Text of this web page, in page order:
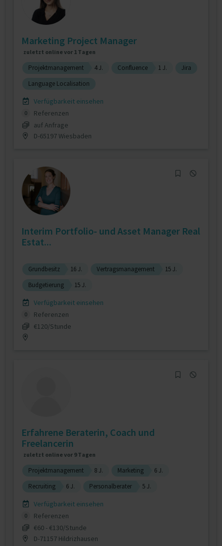
Marketing Project Manager
zuletzt online vor 1 Tagen
Projektmanagement 4 J. Confluence 1 J.
Jira
Language Localisation
Verfügbarkeit einsehen
0
Referenzen
auf Anfrage
D-65197 Wiesbaden
Interim Portfolio- und Asset Manager Real
Estat...
Grundbesitz 16 J. Vertragsmanagement
15 J.
Budgetierung
15 J.
Verfügbarkeit einsehen
0
Referenzen
€120/Stunde
Erfahrene Beraterin, Coach und
Freelancerin
zuletzt online vor 9 Tagen
Projektmanagement 8 J. Marketing
6 J.
Recruiting
6 J. Personalberater 5 J.
Verfügbarkeit einsehen
0
Referenzen
€60 - €130/Stunde
D-71157 Hildrizhausen